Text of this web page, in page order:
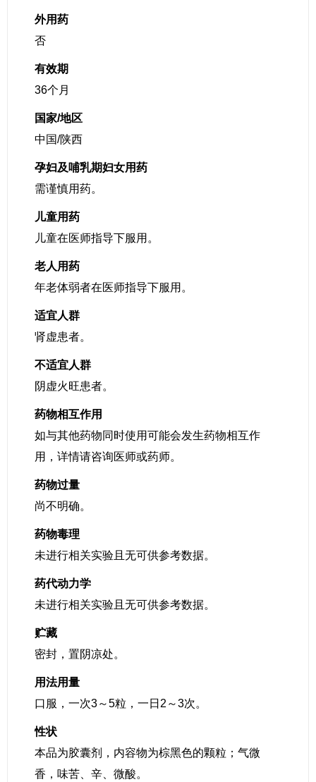
外用药
否
有效期
36个月
国家/地区
中国/陕西
孕妇及哺乳期妇女用药
需谨慎用药。
儿童用药
儿童在医师指导下服用。
老人用药
年老体弱者在医师指导下服用。
适宜人群
肾虚患者。
不适宜人群
阴虚火旺患者。
药物相互作用
如与其他药物同时使用可能会发生药物相互作
用，详情请咨询医师或药师。
药物过量
尚不明确。
药物毒理
未进行相关实验且无可供参考数据。
药代动力学
未进行相关实验且无可供参考数据。
贮藏
密封，置阴凉处。
用法用量
口服，一次3～5粒，一日2～3次。
性状
本品为胶囊剂，内容物为棕黑色的颗粒；气微
香，味苦、辛、微酸。